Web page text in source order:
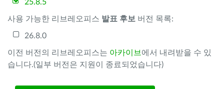
25.8.5
사용 가능한 리브레오피스 발표 후보 버전 목록:
26.8.0
이전 버전의 리브레오피스는 아카이브 에서 내려받을 수 있
습니다.(일부 버전은 지원이 종료되었습니다)